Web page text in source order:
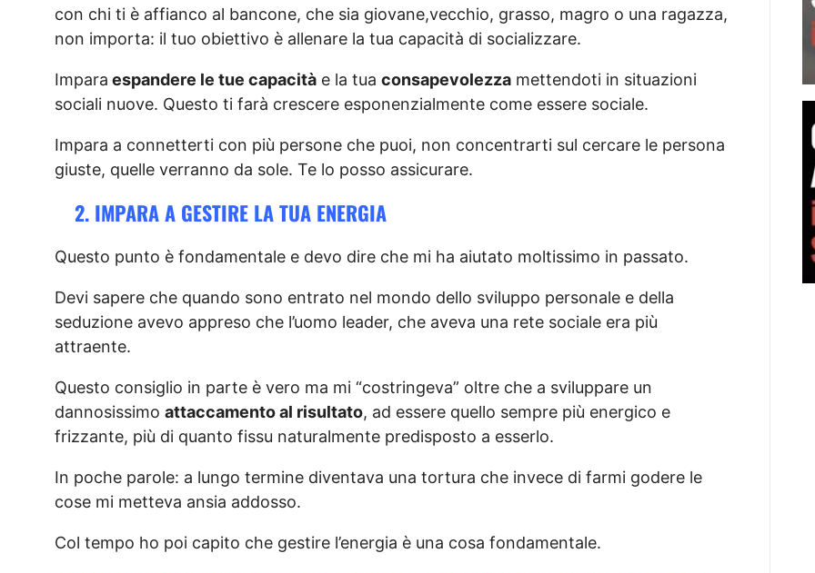
con chi ti è affianco al bancone, che sia giovane,vecchio, grasso, magro o una ragazza,
non importa: il tuo obiettivo è allenare la tua capacità di socializzare.
Impara espandere le tue capacità e la tuaconsapevolezza mettendoti in situazioni
sociali nuove. Questo ti farà crescere esponenzialmente come essere sociale.
Impara a connetterti con più persone che puoi, non concentrarti sul cercare le persona
giuste, quelle verranno da sole. Te lo posso assicurare.
2. IMPARA A GESTIRE LA TUA ENERGIA
Questo punto è fondamentale e devo dire che mi ha aiutato moltissimo in passato.
Devi sapere che quando sono entrato nel mondo dello sviluppo personale e della
seduzione avevo appreso che l’uomo leader, che aveva una rete sociale era più
attraente.
Questo consiglio in parte è vero ma mi “costringeva” oltre che a sviluppare un
dannosissimoattaccamento al risultato, ad essere quello sempre più energico e
frizzante, più di quanto fissu naturalmente predisposto a esserlo.
In poche parole: a lungo termine diventava una tortura che invece di farmi godere le
cose mi metteva ansia addosso.
Col tempo ho poi capito che gestire l’energia è una cosa fondamentale.